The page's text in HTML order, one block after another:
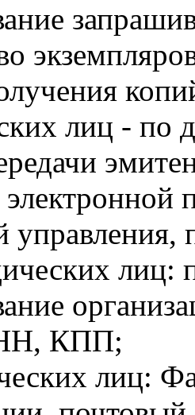
лиц - по
управления,
лиц:
КПП;
лиц: